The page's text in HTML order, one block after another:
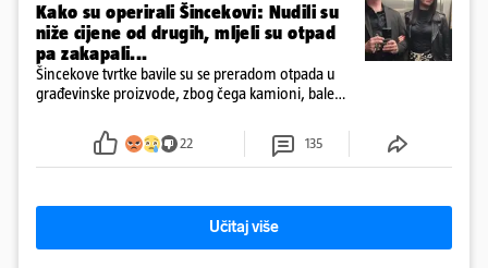
Kako su operirali Šincekovi: Nudili su
niže cijene od drugih, mljeli su otpad
pa zakapali...
Šincekove tvrtke bavile su se preradom otpada u
građevinske proizvode, zbog čega kamioni, bale
22 135
Učitaj više